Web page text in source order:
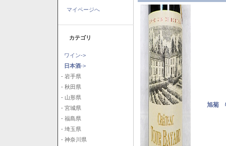
マイページへ
カテゴリ
ワイン->
日本酒->
- 岩手県
- 秋田県
- 山形県
- 宮城県
- 福島県
- 埼玉県
- 神奈川県
旭菊